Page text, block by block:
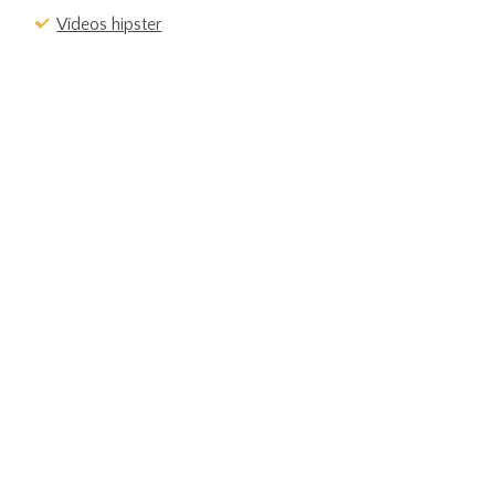
Vídeos hipster